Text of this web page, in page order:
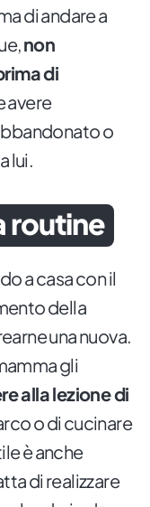
di andare a
non
di
avere
o
lui.
routine
a casa con il
della
una nuova.
gli
alla lezione di
o di cucinare
è anche
di realizzare